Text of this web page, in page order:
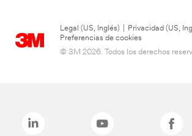
Legal (US, Inglés) Privacidad (US,
Preferencias de cookies
© 3M 2026. Todos los derechos